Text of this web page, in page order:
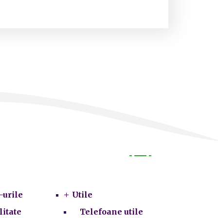
urile
Utile
Telefoane utile